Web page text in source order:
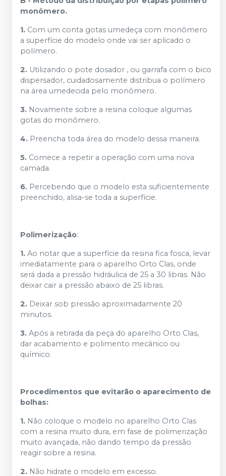
monômero.
1. Com um conta gotas umedeça com monômero
a superfície do modelo onde vai ser aplicado o
polímero.
2. Utilizando o pote dosador , ou garrafa com o bico
dispersador, cuidadosamente distribua o polímero
na área umedecida pelo monômero.
3. Novamente sobre a resina coloque algumas
gotas do monômero.
4. Preencha toda área do modelo dessa maneira.
5. Comece a repetir a operação com uma nova
camada.
6. Percebendo que o modelo esta suficientemente
preenchido, alisa-se toda a superfície.
Polimerização:
1. Ao notar que a superfície da resina fica fosca, levar
imediatamente para o aparelho Orto Clas, onde
será dada a pressão hidráulica de 25 a 30 libras. Não
deixar cair a pressão abaixo de 25 libras.
2. Deixar sob pressão aproximadamente 20
minutos.
3. Após a retirada da peça do aparelho Orto Clas,
dar acabamento e polimento mecânico ou
químico.
Procedimentos que evitarão o aparecimento de
bolhas:
1. Não coloque o modelo no aparelho Orto Clas
com a resina muito dura, em fase de polimerização
muito avançada, não dando tempo da pressão
reagir sobre a resina.
2. Não hidrate o modelo em excesso.